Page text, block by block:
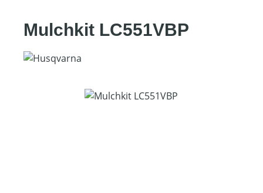
Mulchkit LC551VBP
Bildergalerie überspringen